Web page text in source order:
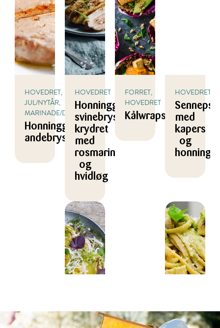
HOVEDRET,
JUL/NYTÅR,
MARINADE/DRESSING
Honningglaseret
andebryst
HOVEDRET
Honningglaseret
svinebryst
krydret
med
rosmarin
og
hvidløg
FORRET,
HOVEDRET
Kålwraps
HOVEDRET
med
kapers
og
honning